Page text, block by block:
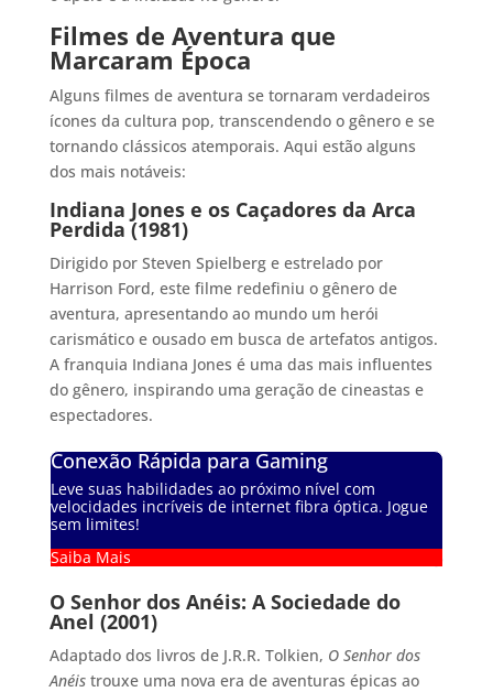
Filmes de Aventura que
Marcaram Época
Alguns filmes de aventura se tornaram verdadeiros
ícones da cultura pop, transcendendo o gênero e se
tornando clássicos atemporais. Aqui estão alguns
dos mais notáveis:
Indiana Jones e os Caçadores da Arca
Perdida (1981)
Dirigido por Steven Spielberg e estrelado por
Harrison Ford, este filme redefiniu o gênero de
aventura, apresentando ao mundo um herói
carismático e ousado em busca de artefatos antigos.
A franquia Indiana Jones é uma das mais influentes
do gênero, inspirando uma geração de cineastas e
espectadores.
Conexão Rápida para Gaming
Leve suas habilidades ao próximo nível com
velocidades incríveis de internet fibra óptica. Jogue
sem limites!
Saiba Mais
O Senhor dos Anéis: A Sociedade do
Anel (2001)
Adaptado dos livros de J.R.R. Tolkien, O Senhor dos
Anéistrouxe uma nova era de aventuras épicas ao